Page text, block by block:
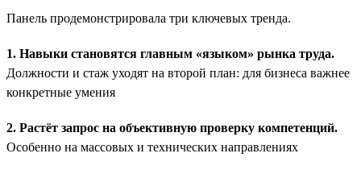
Панель продемонстрировала три ключевых тренда.
1. Навыки становятся главным «языком» рынка труда.
Должности и стаж уходят на второй план: для бизнеса важнее
конкретные умения
2. Растёт запрос на объективную проверку компетенций.
Особенно на массовых и технических направлениях